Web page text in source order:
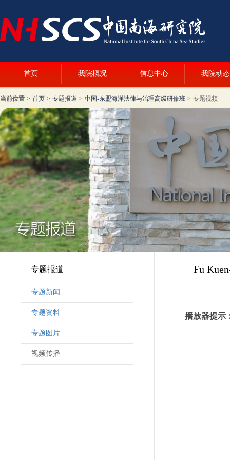
首页 我院概况 信息中心 我院动态
当前位置 > 首页 > 专题报道 > 中国-东盟海洋法律与治理高级研修班 > 专题视频
专题报道
专题新闻
专题资料
专题图片
视频传播
Fu
播放器提示